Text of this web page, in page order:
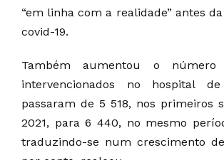
“em linha com a realidade” antes
covid-19.
Também aumentou o número
intervencionados no hospital
passaram de 5 518, nos primeiros
2021, para 6 440, no mesmo
traduzindo-se num crescimento